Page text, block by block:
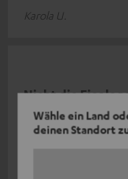
Wähle ein Land
deinen Standort
Karola U.
Nicht die Eier
Anfänglich wollte